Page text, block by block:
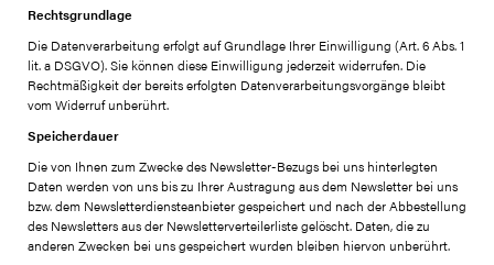
Rechtsgrundlage
Die Datenverarbeitung erfolgt auf Grundlage Ihrer Einwilligung (Art. 6 Abs. 1
lit. a DSGVO). Sie können diese Einwilligung jederzeit widerrufen. Die
Rechtmäßigkeit der bereits erfolgten Datenverarbeitungsvorgänge bleibt
vom Widerruf unberührt.
Speicherdauer
Die von Ihnen zum Zwecke des Newsletter-Bezugs bei uns hinterlegten
Daten werden von uns bis zu Ihrer Austragung aus dem Newsletter bei uns
bzw. dem Newsletterdiensteanbieter gespeichert und nach der Abbestellung
des Newsletters aus der Newsletterverteilerliste gelöscht. Daten, die zu
anderen Zwecken bei uns gespeichert wurden bleiben hiervon unberührt.